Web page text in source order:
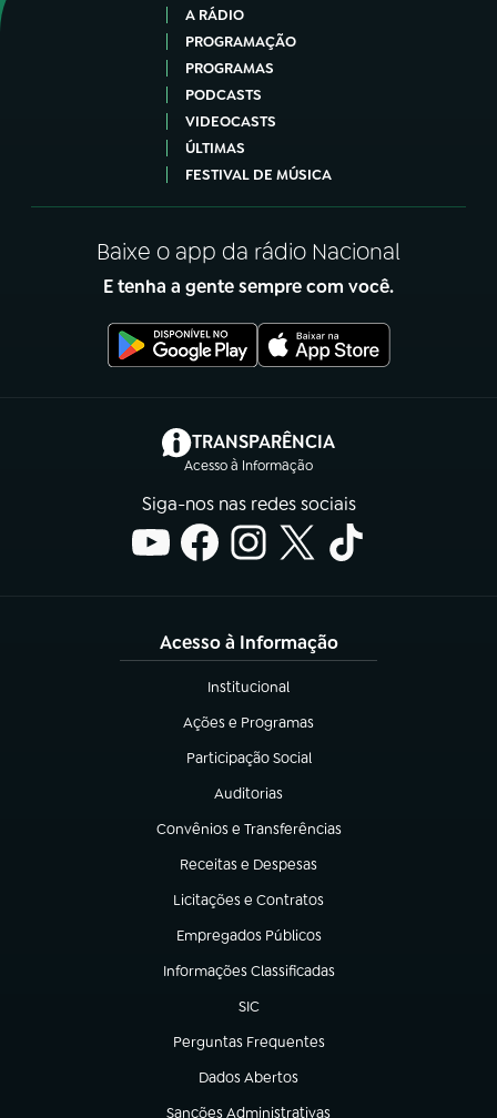
A RÁDIO
PROGRAMAÇÃO
PROGRAMAS
PODCASTS
VIDEOCASTS
ÚLTIMAS
FESTIVAL DE MÚSICA
Baixe o app da rádio Nacional
E tenha a gente sempre com você.
TRANSPARÊNCIA
Acesso à Informação
(abre em nova aba)
Siga-nos nas redes sociais
Acesso à Informação
Institucional
(abre em nova aba)
Ações e Programas
(abre em nova aba)
Participação Social
(abre em nova aba)
Auditorias
(abre em nova aba)
Convênios e Transferências
(abre em nova aba)
Receitas e Despesas
(abre em nova aba)
Licitações e Contratos
(abre em nova aba)
Empregados Públicos
(abre em nova aba)
Informações Classificadas
(abre em nova aba)
SIC
(abre em nova aba)
Perguntas Frequentes
(abre em nova aba)
Dados Abertos
(abre em nova aba)
Sanções Administrativas